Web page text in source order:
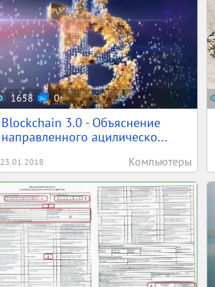
1658 0
Blockchain 3.0 - Объяснение
направленного ацилическо...
23.01.2018 Компьютеры